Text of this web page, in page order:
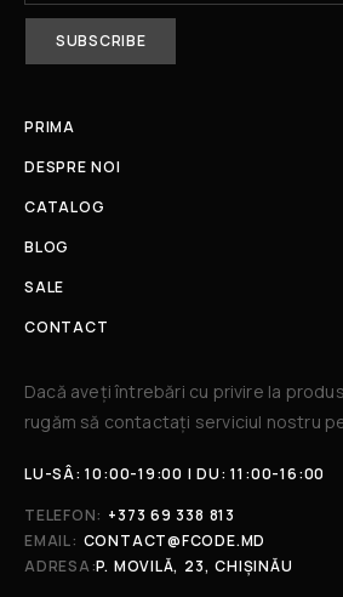
PRIMA
DESPRE NOI
CATALOG
BLOG
SALE
CONTACT
Dacă aveți întrebări cu privire la
rugăm să contactați serviciul nostru
LU-SÂ: 10:00-19:00 | DU: 11:00-16:00
TELEFON: +373 69 338 813
EMAIL: CONTACT@FCODE.MD
ADRESA:P. MOVILĂ, 23, CHIȘINĂU